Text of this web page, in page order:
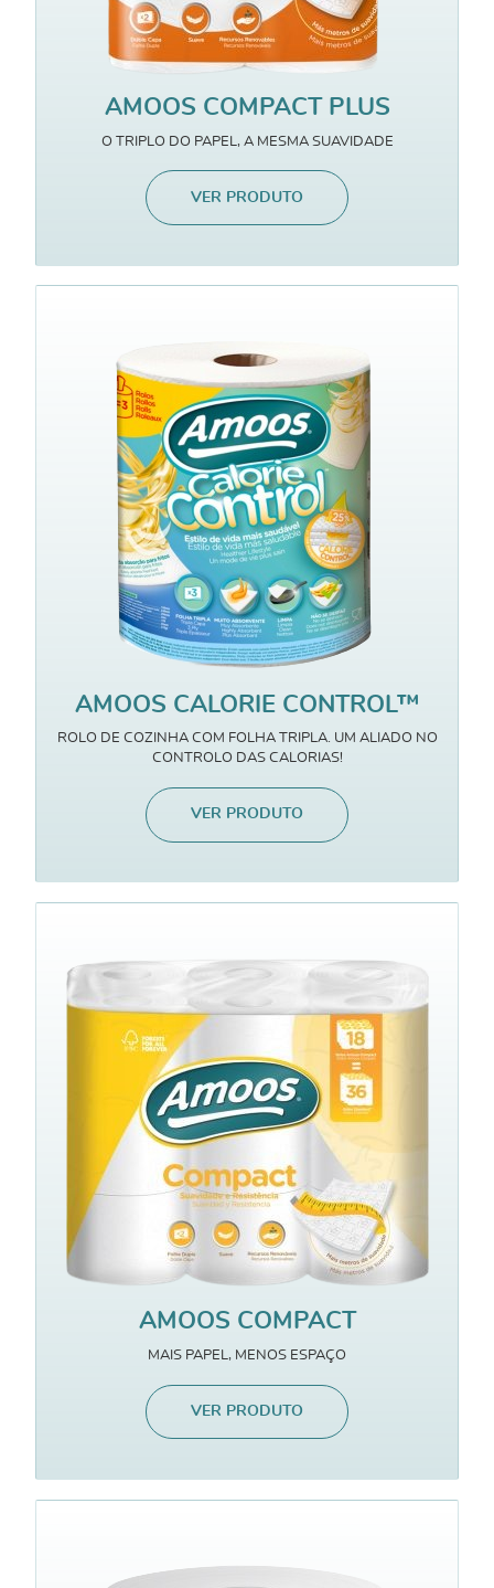
AMOOS COMPACT PLUS
O TRIPLO DO PAPEL, A MESMA SUAVIDADE
VER PRODUTO
AMOOS CALORIE CONTROL™
ROLO DE COZINHA COM FOLHA TRIPLA. UM ALIADO NO
CONTROLO DAS CALORIAS!
VER PRODUTO
AMOOS COMPACT
MAIS PAPEL, MENOS ESPAÇO
VER PRODUTO